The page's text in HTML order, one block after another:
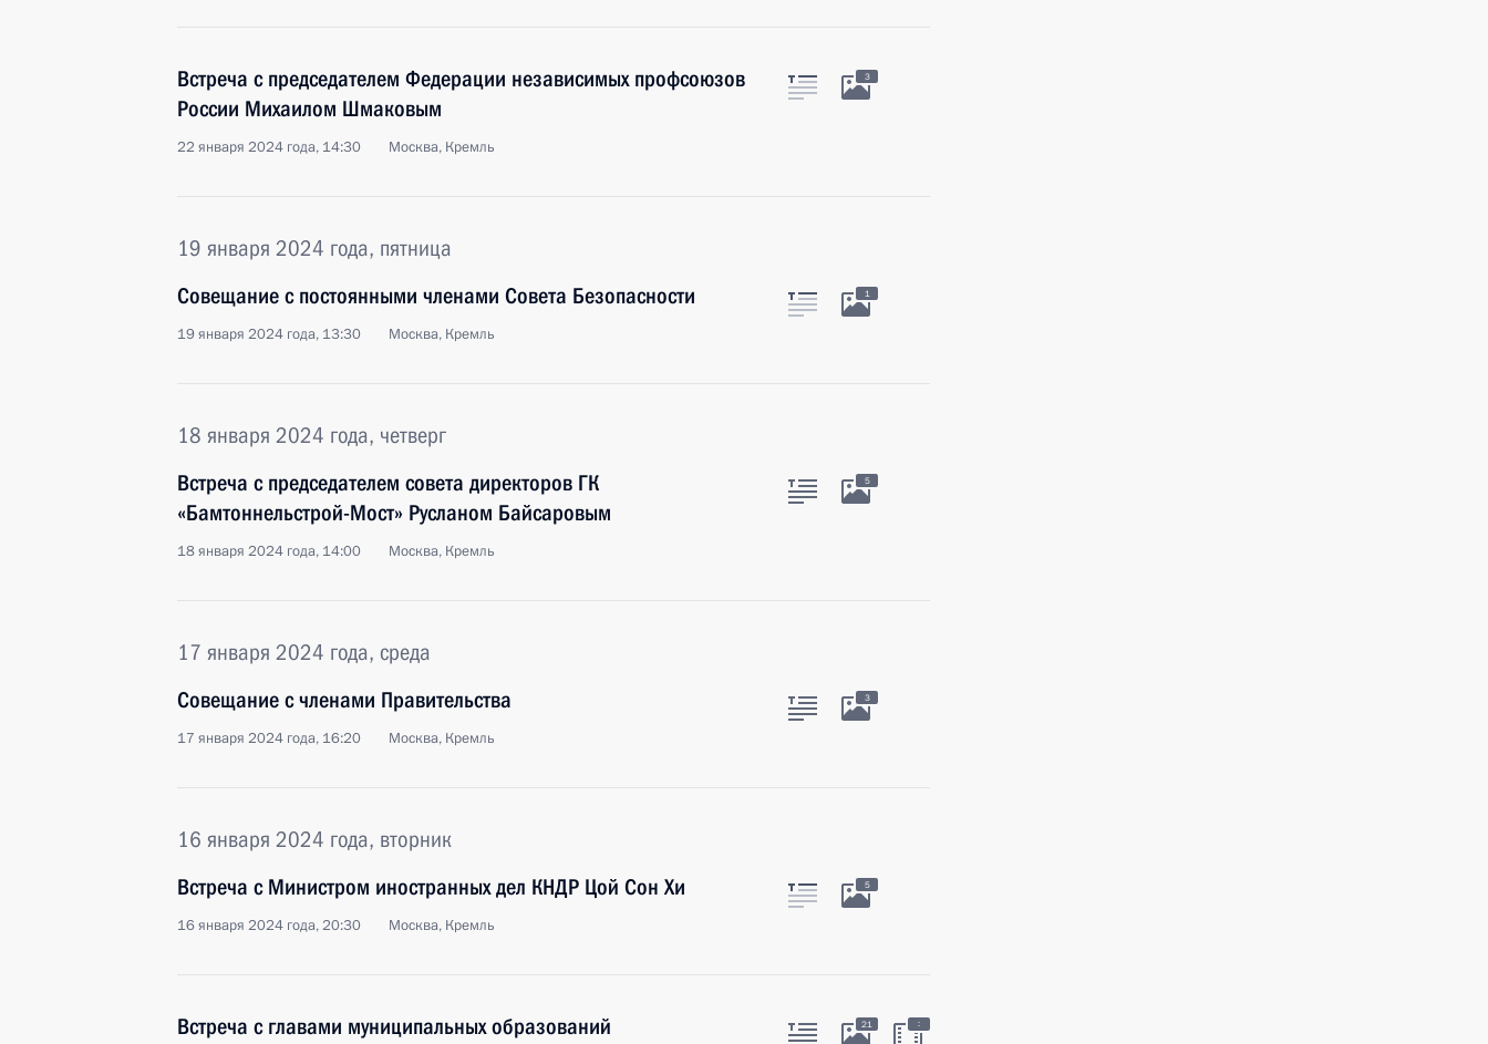
Встреча с председателем Федерации независимых профсоюзов
России Михаилом Шмаковым
22 января 2024 года, 14:30 Москва, Кремль
3
19 января 2024 года, пятница
Совещание с постоянными членами Совета Безопасности
19 января 2024 года, 13:30 Москва, Кремль
1
18 января 2024 года, четверг
Встреча с председателем совета директоров ГК
«Бамтоннельстрой-Мост» Русланом Байсаровым
18 января 2024 года, 14:00 Москва, Кремль
5
17 января 2024 года, среда
Совещание с членами Правительства
17 января 2024 года, 16:20 Москва, Кремль
3
16 января 2024 года, вторник
Встреча с Министром иностранных дел КНДР Цой Сон Хи
16 января 2024 года, 20:30 Москва, Кремль
5
Встреча с главами муниципальных образований 21 :